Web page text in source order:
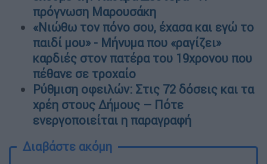
πρόγνωση Μαρουσάκη
«Νιώθω τον πόνο σου, έχασα και εγώ το
παιδί μου» - Μήνυμα που «ραγίζει»
καρδιές στον πατέρα του 19χρονου που
πέθανε σε τροχαίο
Ρύθμιση οφειλών: Στις 72 δόσεις και τα
χρέη στους Δήμους – Πότε
ενεργοποιείται η παραγραφή
Διαβάστε ακόμη